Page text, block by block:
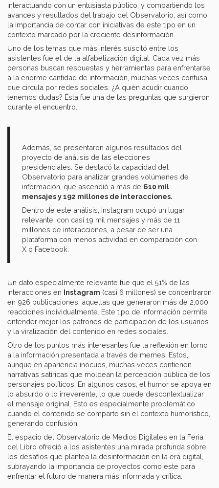
interactuando con un entusiasta público, y compartiendo los
avances y resultados del trabajo del Observatorio, así como
la importancia de contar con iniciativas de este tipo en un
contexto marcado por la creciente desinformación.
Uno de los temas que más interés suscitó entre los
asistentes fue el de la alfabetización digital. Cada vez más
personas buscan respuestas y herramientas para enfrentarse
a la enorme cantidad de información, muchas veces confusa,
que circula por redes sociales. ¿A quién acudir cuando
tenemos dudas? Ésta fue una de las preguntas que surgieron
durante el encuentro.
Además, se presentaron algunos resultados del
proyecto de análisis de las elecciones
presidenciales. Se destacó la capacidad del
Observatorio para analizar grandes volúmenes de
información, que ascendió a más de 610 mil
mensajes y 192 millones de interacciones.
Dentro de este análisis, Instagram ocupó un lugar
relevante, con casi 19 mil mensajes y más de 11
millones de interacciones, a pesar de ser una
plataforma con menos actividad en comparación con
X o Facebook.
Un dato especialmente relevante fue que el 51% de las
interacciones en Instagram (casi 6 millones) se concentraron
en 926 publicaciones, aquellas que generaron más de 2,000
reacciones individualmente. Este tipo de información permite
entender mejor los patrones de participación de los usuarios
y la viralización del contenido en redes sociales.
Otro de los puntos más interesantes fue la reflexión en torno
a la información presentada a través de memes. Estos,
aunque en apariencia inocuos, muchas veces contienen
narrativas satíricas que moldean la percepción pública de los
personajes políticos. En algunos casos, el humor se apoya en
lo absurdo o lo irreverente, lo que puede descontextualizar
el mensaje original. Esto es especialmente problemático
cuando el contenido se comparte sin el contexto humorístico,
generando confusión.
El espacio del Observatorio de Medios Digitales en la Feria
del Libro ofreció a los asistentes una mirada profunda sobre
los desafíos que plantea la desinformación en la era digital,
subrayando la importancia de proyectos como este para
enfrentar el futuro de manera más informada y crítica.